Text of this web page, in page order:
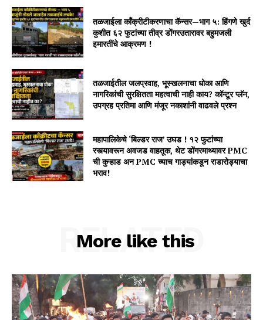
तळजाईला काँक्रीटीकरणाचा कॅन्सर—भाग ५: हिंगणे खुर्द
कुशीत ६२ फुटांच्या तीव्र डोंगरउतारावर बहुमजली
इमारतींचे आक्रमण !
तळजाईतील जलप्रवाह, भूस्खलनाचा धोका आणि
नागरिकांची सुरक्षितता महत्वाची नाही काय? कॉन्टूर प्लॅन,
उपग्रह प्रतिमा आणि मंजूर नकाशांनी वाढवले प्रश्न
महापालिकेचे ‘बिल्डर राज’ उघड ! १२ फुटांच्या
रस्त्यावरून अवजड वाहतूक, थेट डोंगरमाथ्यावर PMC
ची कुऱ्हाड अन PMC च्याच गाड्यांकडून राडारोड्याचा
भराव!
More like this
RELATED